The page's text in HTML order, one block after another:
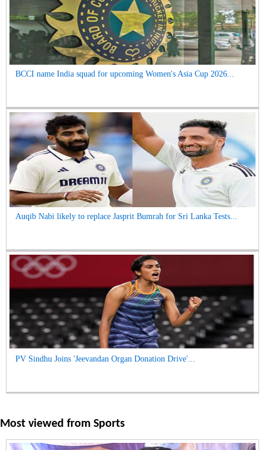
BCCI name India squad for upcoming Women's Asia Cup 2026...
Auqib Nabi likely to replace Jasprit Bumrah for Sri Lanka Tests...
PV Sindhu Joins 'Jeevandan Organ Donation Drive'...
Most viewed from Sports